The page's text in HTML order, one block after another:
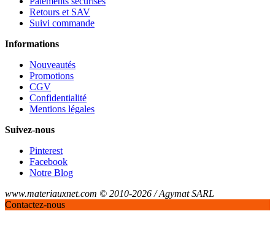
Retours et SAV
Suivi commande
Informations
Nouveautés
Promotions
CGV
Confidentialité
Mentions légales
Suivez-nous
Pinterest
Facebook
Notre Blog
www.materiauxnet.com © 2010-2026 / Agymat SARL
Contactez-nous